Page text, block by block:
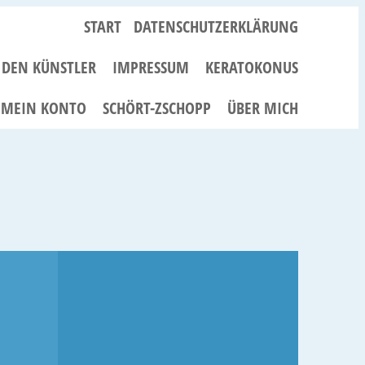
START DATENSCHUTZERKLÄRUNG
KÜNSTLER
IMPRESSUM
KERATOKONUS
MEIN KONTO
SCHÖRT-ZSCHOPP ÜBER MICH